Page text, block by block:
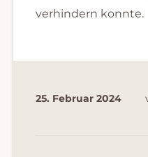
verhindern konnte.
25. Februar 2024